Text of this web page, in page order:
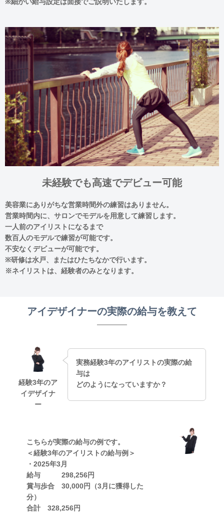
未経験でも高速でデビュー可能
美容業にありがちな営業時間外の練習はありません。
営業時間内に、サロンでモデルを用意して練習します。
一人前のアイリストになるまで
数百人のモデルで練習が可能です。
不安なくデビューが可能です。
※研修は水戸、またはひたちなかで行います。
※ネイリストは、経験者のみとなります。
アイデザイナーの実際の給与を教えて
経験3年のア
イデザイナ
ー
実務経験3年のアイリストの実際の給
与は
どのようになっていますか？
こちらが実際の給与の例です。
＜経験3年のアイリストの給与例＞
・2025年3月
給与 298,256円
賞与歩合 30,000円（3月に獲得した
分）
合計 328,256円